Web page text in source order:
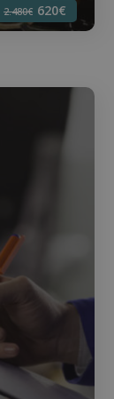
2.480€ 620€